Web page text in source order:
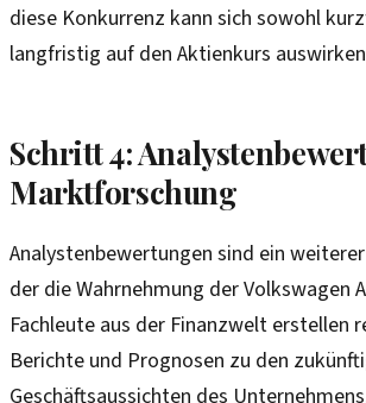
diese Konkurrenz kann sich sowohl
langfristig auf den Aktienkurs
Schritt 4:
Marktforschung
Analystenbewertungen sind ein
der die Wahrnehmung der Volkswagen
Fachleute aus der Finanzwelt erstellen
Berichte und Prognosen zu den
Geschäftsaussichten des